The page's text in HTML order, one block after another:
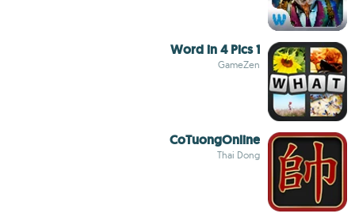
1 Word in 4 Pics
GameZen
CoTuongOnline
Thai Dong